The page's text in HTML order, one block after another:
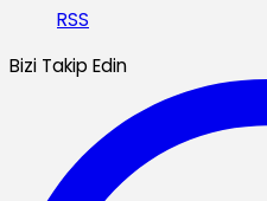
RSS
Bizi Takip Edin